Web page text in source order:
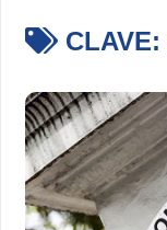
CLAVE: